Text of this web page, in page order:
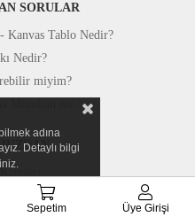
SORULAR
Kanvas Tablo Nedir?
Nedir?
miyim?
adına
Detaylı bilgi
Sepetim Üye Girişi